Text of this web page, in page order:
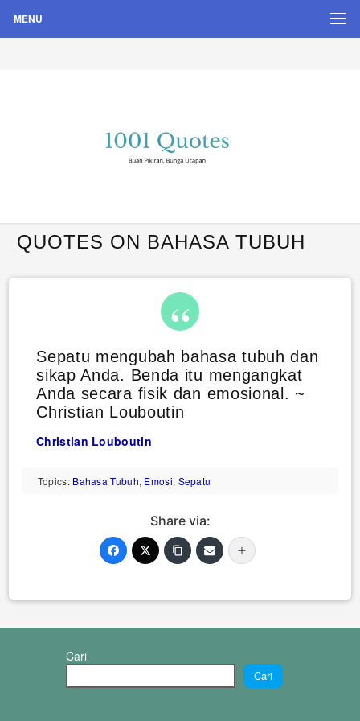
MENU
Quote Hari Puisi
QUOTES ON BAHASA TUBUH
Sepatu mengubah bahasa tubuh dan
sikap Anda. Benda itu mengangkat
Anda secara fisik dan emosional. ~
Christian Louboutin
Christian Louboutin
Topics: Bahasa Tubuh, Emosi, Sepatu
Share via:
Cari
Cari